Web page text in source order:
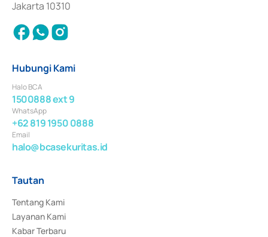
Jakarta 10310
Hubungi Kami
Halo BCA
1500888 ext 9
WhatsApp
+62 819 1950 0888
Email
halo@bcasekuritas.id
Tautan
Tentang Kami
Layanan Kami
Kabar Terbaru